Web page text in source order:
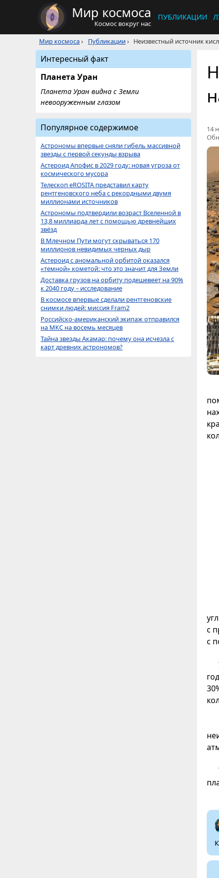
Мир космоса
Космос вокруг нас
ПУБЛИКАЦИИ
Мир космоса› Публикации› Неизвестный источник
14
с
с
Интересный факт
Планета Уран
Планета Уран видна с Земли
невооруженным глазом
Популярное содержимое
Астрономы впервые сняли гибель массивной
звезды с первой секунды взрыва
Астероид Апофис в 2029 году: новая угроза от
космического мусора
Телескоп eROSITA представил карту
рентгеновского неба с рекордными двумя
миллионами источников
Астрономы подтвердили возраст Вселенной в
13,8 миллиарда лет с помощью древнейших
звёзд
В Млечном Пути могут скрываться 170
миллионов невидимых черных дыр
Астероид с аномальной орбитой оказался
«темной» кометой: что это значит для Земли
Доставка грузов на орбиту подешевеет на 90%
к 2040 году – исследование
В космосе впервые сделали рентгеновские
снимки людей: миссия Fram2
Российско-американский экипаж отправился
на МКС на восемь месяцев
Тайна звезды Акамар: почему она исчезла с
карт древних астрономов?